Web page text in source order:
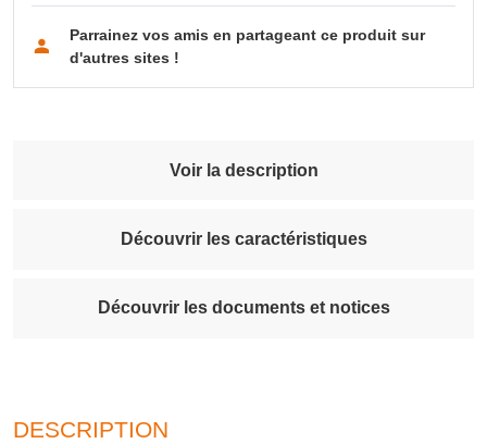
Parrainez vos amis en partageant ce produit sur
d'autres sites !
Voir la description
Découvrir les caractéristiques
Découvrir les documents et notices
DESCRIPTION